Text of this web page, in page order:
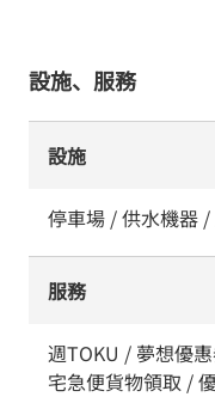
設施、服務
設施
停車場 / 供水機器
服務
週TOKU / 夢想優
宅急便貨物領取 /